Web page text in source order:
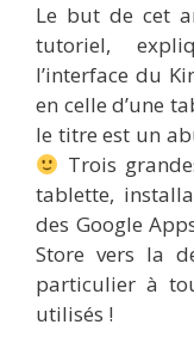
Le but de cet
tutoriel,
l’interface du
en celle d’une
le titre est un
Trois
tablette,
des Google
Store vers la
particulier à
utilisés !